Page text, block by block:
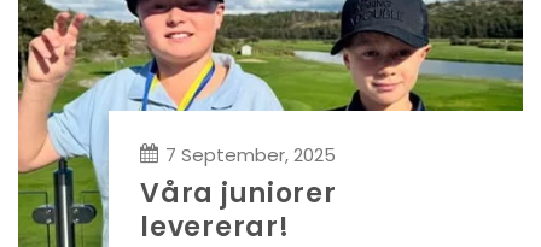
7 September, 2025
Våra juniorer
levererar!